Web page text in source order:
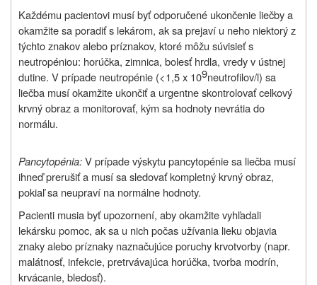
Každému pacientovi musí byť odporučené ukončenie liečby a
okamžite sa poradiť s lekárom, ak sa prejaví u neho niektorý z
týchto znakov alebo príznakov, ktoré môžu súvisieť s
neutropéniou: horúčka, zimnica, bolesť hrdla, vredy v ústnej
dutine. V prípade neutropénie (<1,5 x 109neutrofilov/l) sa
liečba musí okamžite ukončiť a urgentne skontrolovať celkový
krvný obraz a monitorovať, kým sa hodnoty nevrátia do
normálu.
Pancytopénia:V prípade výskytu pancytopénie sa liečba musí
ihneď prerušiť a musí sa sledovať kompletný krvný obraz,
pokiaľ sa neupraví na normálne hodnoty.
Pacienti musia byť upozornení, aby okamžite vyhľadali
lekársku pomoc, ak sa u nich počas užívania lieku objavia
znaky alebo príznaky naznačujúce poruchy krvotvorby (napr.
malátnosť, infekcie, pretrvávajúca horúčka, tvorba modrín,
krvácanie, bledosť).